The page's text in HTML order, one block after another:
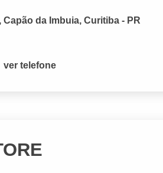
da Imbuia, Curitiba - PR
ver telefone